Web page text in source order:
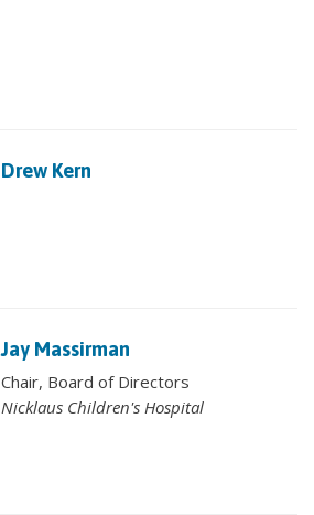
Drew Kern
Jay Massirman
Chair, Board of Directors
Nicklaus Children's Hospital